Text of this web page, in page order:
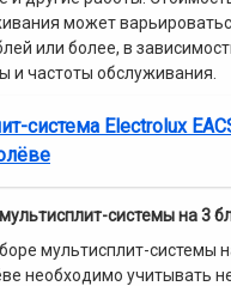
может
или более, в
и частоты обслуживания.
система Electrolux
системы на 3
мультисплит-системы
необходимо учитывать